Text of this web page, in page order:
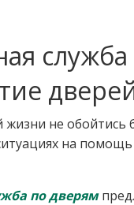
жизни не
на
по дверям